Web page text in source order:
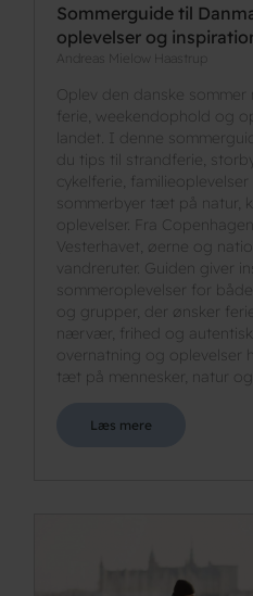
Sommerguide til
oplevelser og
Andreas Mielow Haastrup
Oplev den danske sommer
ferie, weekendophold og
landet. I denne
du tips til strandferie,
cykelferie,
sommerbyer tæt på natur,
oplevelser. Fra
Vesterhavet, øerne og
vandreruter. Guiden giver
sommeroplevelser for
og grupper, der ønsker
nærvær, frihed og
overnatning og oplevelser
tæt på mennesker, natur og
Læs mere